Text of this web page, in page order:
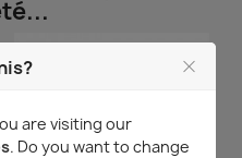
DERNIERS ARTICLES
are visiting our
. Do you want to change